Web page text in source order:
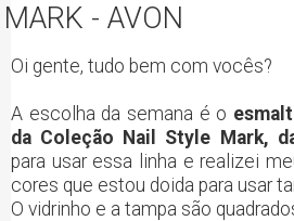
MARK - AVON
Oi gente, tudo bem com vocês?
A escolha da semana é o
da Coleção Nail Style Mark,
para usar essa linha e realizei
cores que estou doida para usar
O vidrinho e a tampa são